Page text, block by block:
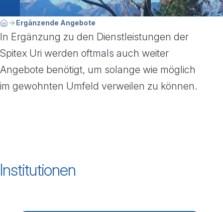
Breadcrumbnavigation
Sie befinden sich hier:
HomeErgänzende Angebote
In Ergänzung zu den Dienstleistungen der
Spitex Uri werden oftmals auch weiter
Angebote benötigt, um solange wie möglich
im gewohnten Umfeld verweilen zu können.
Institutionen